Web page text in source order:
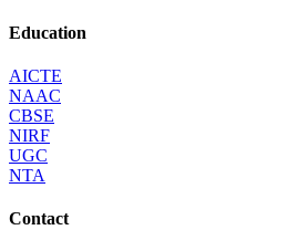
Education
AICTE
NAAC
CBSE
NIRF
UGC
NTA
Contact